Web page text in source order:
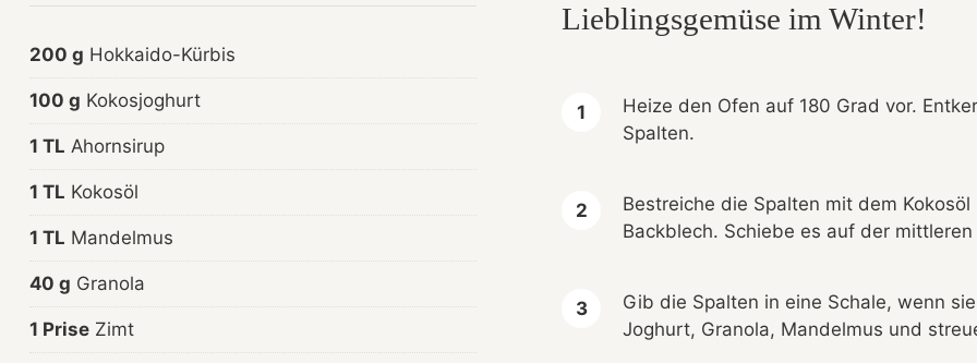
200 g Hokkaido-Kürbis
100 g Kokosjoghurt
1 TL Ahornsirup
1 TL Kokosöl
1 TL Mandelmus
40 g Granola
1 Prise Zimt
Lieblingsgemüse im Winter!
Heize den Ofen auf 180 Grad vor.
Spalten.
Bestreiche die Spalten mit dem
Backblech. Schiebe es auf der
Gib die Spalten in eine Schale, wenn
Joghurt, Granola, Mandelmus und